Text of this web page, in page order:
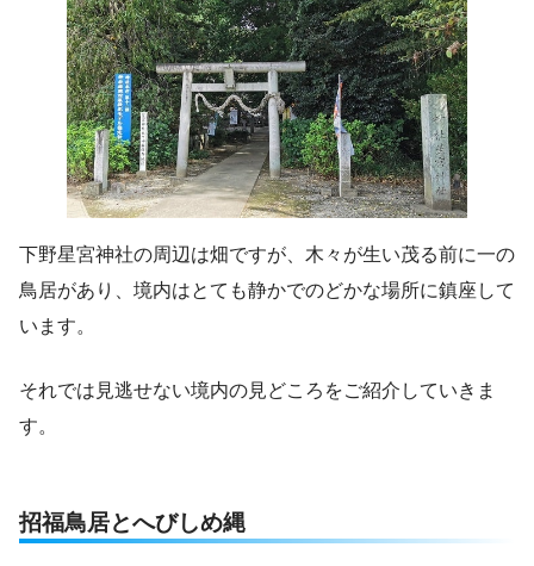
下野星宮神社の周辺は畑ですが、木々が生い茂る前に一の
鳥居があり、境内はとても静かでのどかな場所に鎮座して
います。
それでは見逃せない境内の見どころをご紹介していきま
す。
招福鳥居とへびしめ縄